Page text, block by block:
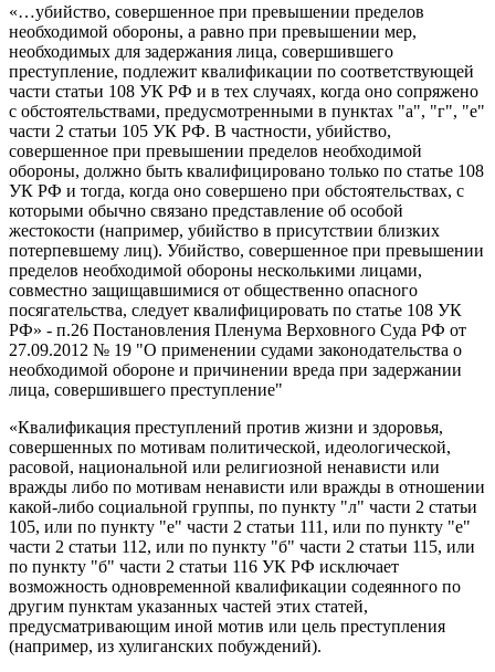
«…убийство, совершенное при превышении пределов
необходимой обороны, а равно при превышении мер,
необходимых для задержания лица, совершившего
преступление, подлежит квалификации по соответствующей
части статьи 108 УК РФ и в тех случаях, когда оно сопряжено
с обстоятельствами, предусмотренными в пунктах "а", "г", "е"
части 2 статьи 105 УК РФ. В частности, убийство,
совершенное при превышении пределов необходимой
обороны, должно быть квалифицировано только по статье 108
УК РФ и тогда, когда оно совершено при обстоятельствах, с
которыми обычно связано представление об особой
жестокости (например, убийство в присутствии близких
потерпевшему лиц). Убийство, совершенное при превышении
пределов необходимой обороны несколькими лицами,
совместно защищавшимися от общественно опасного
посягательства, следует квалифицировать по статье 108 УК
РФ» - п.26 Постановления Пленума Верховного Суда РФ от
27.09.2012 № 19 "О применении судами законодательства о
необходимой обороне и причинении вреда при задержании
лица, совершившего преступление"
«Квалификация преступлений против жизни и здоровья,
совершенных по мотивам политической, идеологической,
расовой, национальной или религиозной ненависти или
вражды либо по мотивам ненависти или вражды в отношении
какой-либо социальной группы, по пункту "л" части 2 статьи
105, или по пункту "е" части 2 статьи 111, или по пункту "е"
части 2 статьи 112, или по пункту "б" части 2 статьи 115, или
по пункту "б" части 2 статьи 116 УК РФ исключает
возможность одновременной квалификации содеянного по
другим пунктам указанных частей этих статей,
предусматривающим иной мотив или цель преступления
(например, из хулиганских побуждений).